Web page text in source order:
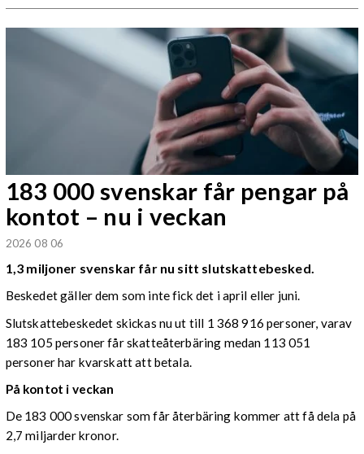
183 000 svenskar får pengar på
kontot – nu i veckan
2026 08 06
1,3 miljoner svenskar får nu sitt slutskattebesked.
Beskedet gäller dem som inte fick det i april eller juni.
Slutskattebeskedet skickas nu ut till 1 368 916 personer, varav
183 105 personer får skatteåterbäring medan 113 051
personer har kvarskatt att betala.
På kontot i veckan
De 183 000 svenskar som får återbäring kommer att få dela på
2,7 miljarder kronor.